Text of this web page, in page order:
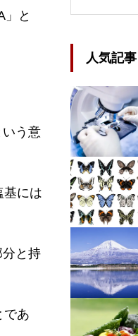
」と
う意
基には
と持
であ
人気記事